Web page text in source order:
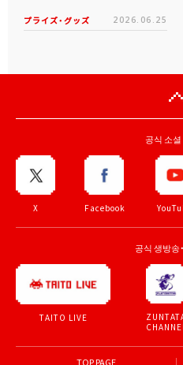
プライズ・グッズ 2026.06.25
공식 소
X Facebook
공식 생방송
TAITO LIVE